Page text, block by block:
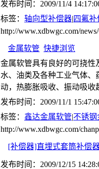
发布时间：2009/11/4
标签： 轴向型补偿器|四氟补
http://www.xdbwgc.com/
金属软管 快捷浏览
金属软管具有良好的可挠
水、油类及各种工业气体
动，热膨胀吸收、振动吸收
发布时间：2009/11/1
标签： 鑫达金属软管|不锈
http://www.xdbwgc.com/
[补偿器]直埋式套筒补偿
发布时间：2009/12/15